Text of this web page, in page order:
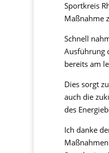
Sportkreis
Maßnahme
Schnell
Ausführung
bereits am
Dies sorgt
auch die
des
Ich danke